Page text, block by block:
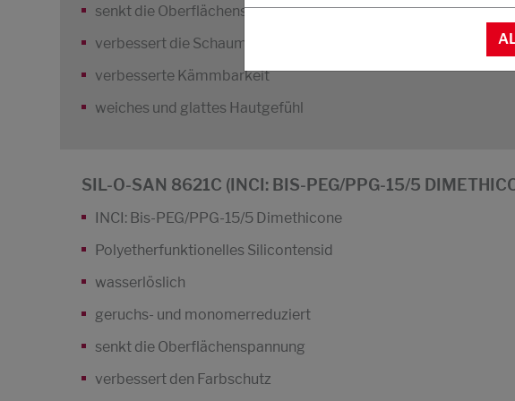
senkt die Oberflächenspannung
verbessert die Schaumstruktur (weich, dicht und stabil)
verbesserte Kämmbarkeit
weiches und glattes Hautgefühl
SIL-O-SAN 8621C (INCI: BIS-PEG/PPG-15/5
INCI: Bis-PEG/PPG-15/5 Dimethicone
Polyetherfunktionelles Silicontensid
wasserlöslich
geruchs- und monomerreduziert
senkt die Oberflächenspannung
verbessert den Farbschutz